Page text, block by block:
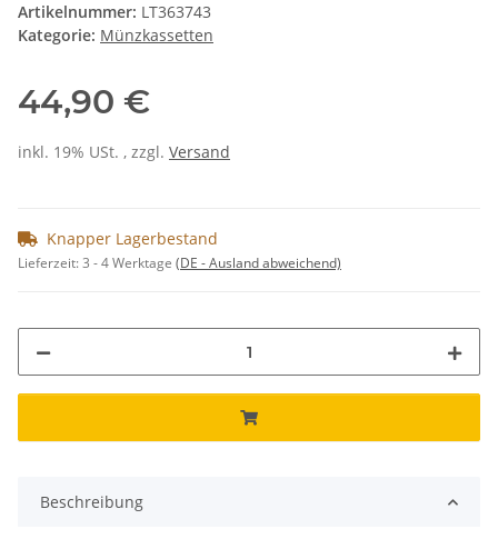
Artikelnummer: LT363743
Kategorie: Münzkassetten
44,90 €
inkl. 19% USt. , zzgl. Versand
Knapper Lagerbestand
Lieferzeit:3 - 4 Werktage (DE - Ausland abweichend)
Beschreibung